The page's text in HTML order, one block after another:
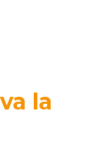
la